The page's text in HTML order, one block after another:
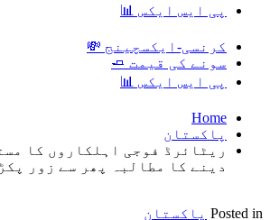
پی ایس ایکس 📊
کرنسی-ایکسچینج 💸
سونے کی قیمت 🧈
پی ایس ایکس 📊
Home
پاکستان
ریٹائرڈ فوجی اہلکاروں کا
دینے کا مطالبہ پھر سے زور
Posted in پاکستان